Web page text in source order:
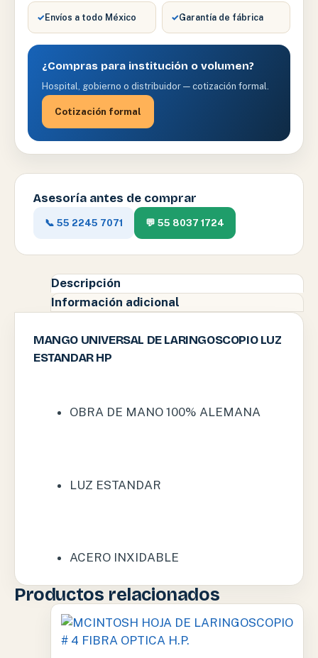
✓Envíos a todo México ✓Garantía de fábrica
¿Compras para institución o volumen?
Hospital, gobierno o distribuidor — cotización formal.
Cotización formal
Asesoría antes de comprar
📞 55 2245 7071 💬 55 8037 1724
Descripción
Información adicional
MANGO UNIVERSAL DE LARINGOSCOPIO LUZ
ESTANDAR HP
OBRA DE MANO 100% ALEMANA
LUZ ESTANDAR
ACERO INXIDABLE
Productos relacionados